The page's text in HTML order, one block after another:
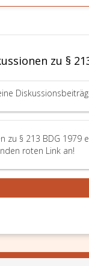
zu §
zu § 213 BDG 1979
roten Link an!